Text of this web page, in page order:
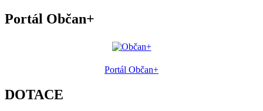
Portál Občan+
Portál Občan+
DOTACE